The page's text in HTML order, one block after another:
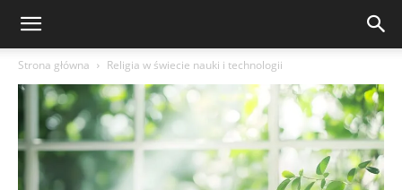
Strona główna Religia w świecie nauki i technologii